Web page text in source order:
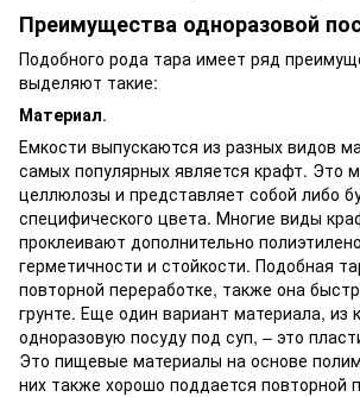
Преимущества одноразовой
Подобного рода тара имеет ряд
выделяют такие:
Материал.
Емкости выпускаются из разных видов
самых популярных является крафт. Это
целлюлозы и представляет собой либо
специфического цвета. Многие виды
проклеивают дополнительно
герметичности и стойкости. Подобная
повторной переработке, также она
грунте. Еще один вариант материала, из
одноразовую посуду под суп, – это
Это пищевые материалы на основе
них также хорошо поддается повторной